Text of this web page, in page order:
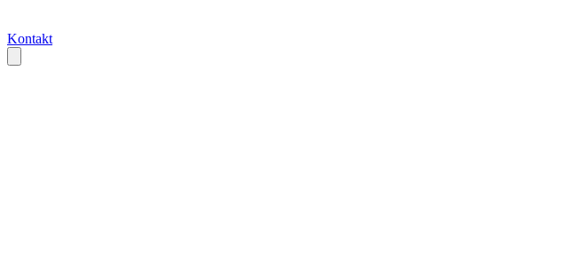
Kontakt